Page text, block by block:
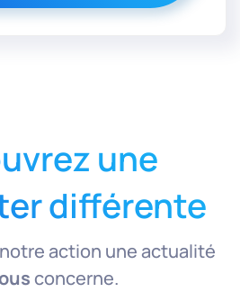
une
différente
action une actualité
concerne.